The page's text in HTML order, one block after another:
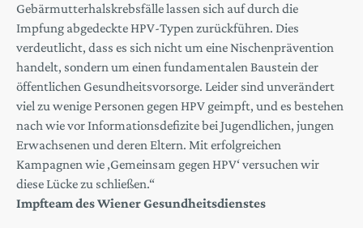
Gebärmutterhalskrebsfälle lassen sich auf durch die
Impfung abgedeckte HPV-Typen zurückführen. Dies
verdeutlicht, dass es sich nicht um eine Nischenprävention
handelt, sondern um einen fundamentalen Baustein der
öffentlichen Gesundheitsvorsorge. Leider sind unverändert
viel zu wenige Personen gegen HPV geimpft, und es bestehen
nach wie vor Informationsdefizite bei Jugendlichen, jungen
Erwachsenen und deren Eltern. Mit erfolgreichen
Kampagnen wie ‚Gemeinsam gegen HPV‘ versuchen wir
diese Lücke zu schließen.“
Impfteam des Wiener Gesundheitsdienstes